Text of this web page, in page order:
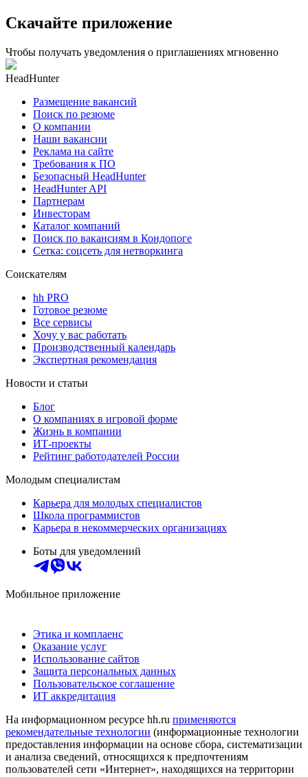
Скачайте приложение
Чтобы получать уведомления о приглашениях мгновенно
HeadHunter
Размещение вакансий
Поиск по резюме
О компании
Наши вакансии
Реклама на сайте
Требования к ПО
Безопасный HeadHunter
HeadHunter API
Партнерам
Инвесторам
Каталог компаний
Поиск по вакансиям в Кондопоге
Сетка: соцсеть для нетворкинга
Соискателям
hh PRO
Готовое резюме
Все сервисы
Хочу у вас работать
Производственный календарь
Экспертная рекомендация
Новости и статьи
Блог
О компаниях в игровой форме
Жизнь в компании
ИТ-проекты
Рейтинг работодателей России
Молодым специалистам
Карьера для молодых специалистов
Школа программистов
Карьера в некоммерческих организациях
Боты для уведомлений
Мобильное приложение
Этика и комплаенс
Оказание услуг
Использование сайтов
Защита персональных данных
Пользовательское соглашение
ИТ аккредитация
На информационном ресурсе hh.ru применяются
рекомендательные технологии (информационные технологии
предоставления информации на основе сбора, систематизации
и анализа сведений, относящихся к предпочтениям
пользователей сети «Интернет», находящихся на территории